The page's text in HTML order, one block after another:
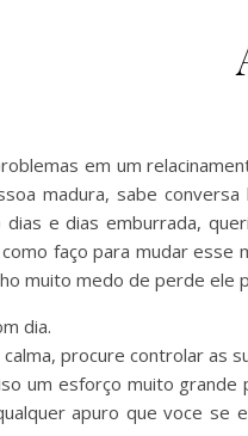
em um
madura, sabe
e dias emburrada,
faço para mudar esse
muito medo de perde
dia.
calma, procure controlar as
um esforço muito
apuro que voce se